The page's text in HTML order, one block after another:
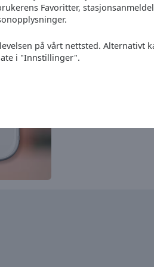
Favoritter,
på vårt nettsted. Alternativt
i "Innstillinger".